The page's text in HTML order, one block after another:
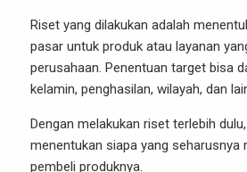
Riset yang dilakukan adalah
pasar untuk produk atau layanan
perusahaan. Penentuan target bisa
kelamin, penghasilan, wilayah, dan
Dengan melakukan riset terlebih
menentukan siapa yang seharusnya
pembeli produknya.